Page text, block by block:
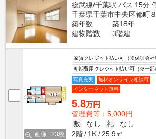
総武線/千葉駅 バス:15分:
千葉県千葉市中央区都町
築年数
築18年
建物階数
3階建
画像 : 23枚
家賃クレジット払い可（※保証会社
初期費用クレジット払い可（※一部
写真充実
無料オンライン相談可
インターネット無料
5.8万円
管理費等：5,000円
敷
なし 礼
なし
2階
1K 25.9㎡